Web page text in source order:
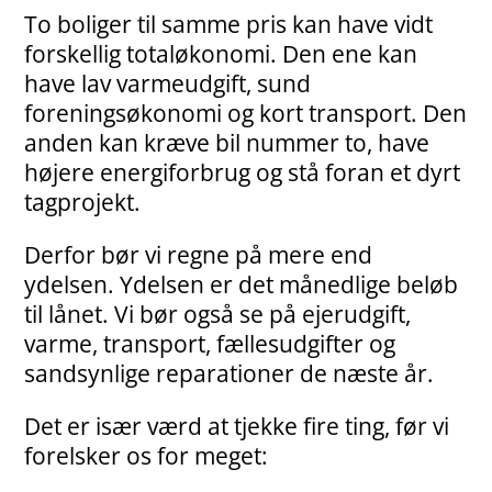
To boliger til samme pris kan have vidt
forskellig totaløkonomi. Den ene kan
have lav varmeudgift, sund
foreningsøkonomi og kort transport. Den
anden kan kræve bil nummer to, have
højere energiforbrug og stå foran et dyrt
tagprojekt.
Derfor bør vi regne på mere end
ydelsen. Ydelsen er det månedlige beløb
til lånet. Vi bør også se på ejerudgift,
varme, transport, fællesudgifter og
sandsynlige reparationer de næste år.
Det er især værd at tjekke fire ting, før vi
forelsker os for meget: